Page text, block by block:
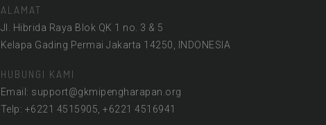
ALAMAT
Jl. Hibrida Raya Blok QK 1 no. 3 & 5
Kelapa Gading Permai Jakarta 14250, INDONESIA
HUBUNGI KAMI
Email: support@gkmipengharapan.org
Telp: +6221 4515905, +6221 4516941